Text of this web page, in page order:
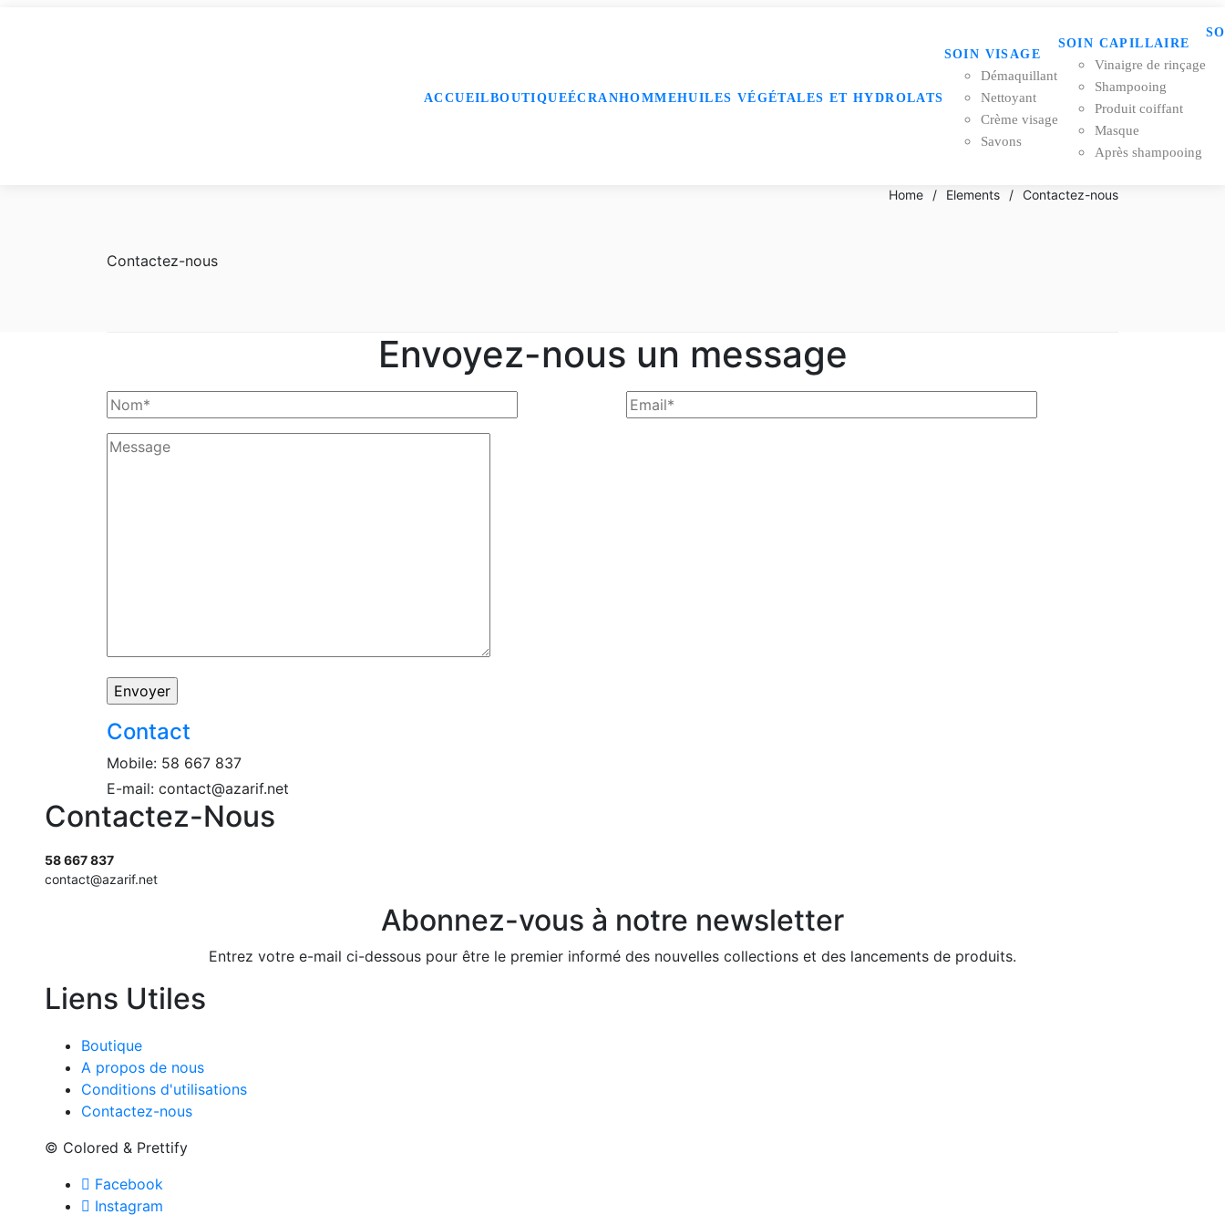
ACCUEILBOUTIQUEÉCRANHOMMEHUILES VÉGÉTALES ET HYDROLATS
SOIN VISAGE
Démaquillant
Nettoyant
Crème visage
Savons
SOIN CAPILLAIRE
Vinaigre de rinçage
Shampooing
Produit coiffant
Masque
Après shampooing
Home / Elements / Contactez-nous
Contactez-nous
Envoyez-nous un message
Contact
Mobile: 58 667 837
E-mail: contact@azarif.net
Contactez-Nous
58 667 837
contact@azarif.net
Abonnez-vous à notre newsletter
Entrez votre e-mail ci-dessous pour être le premier informé des nouvelles collections et des lancements de produits.
Liens Utiles
Boutique
A propos de nous
Conditions d'utilisations
Contactez-nous
© Colored & Prettify
Facebook
Instagram